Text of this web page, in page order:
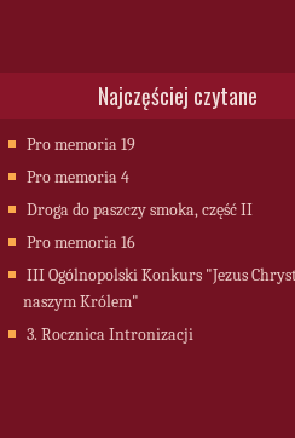
Najczęściej czytane
Pro memoria 19
Pro memoria 4
Droga do paszczy smoka, część II
Pro memoria 16
III Ogólnopolski Konkurs "Jezus
naszym Królem"
3. Rocznica Intronizacji